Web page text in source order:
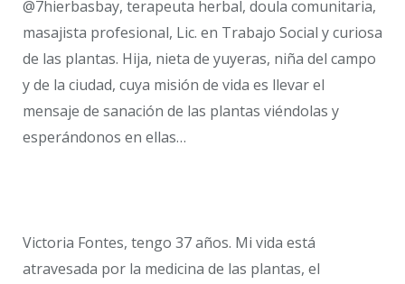
@7hierbasbay, terapeuta herbal, doula comunitaria,
masajista profesional, Lic. en Trabajo Social y curiosa
de las plantas. Hija, nieta de yuyeras, niña del campo
y de la ciudad, cuya misión de vida es llevar el
mensaje de sanación de las plantas viéndolas y
esperándonos en ellas…
Victoria Fontes, tengo 37 años. Mi vida está
atravesada por la medicina de las plantas, el